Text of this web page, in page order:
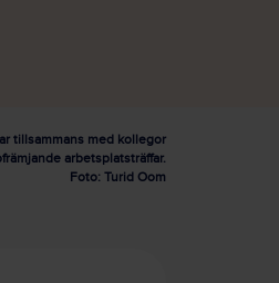
tillsammans med kollegor
arbetsplatsträffar.
Foto: Turid Oom